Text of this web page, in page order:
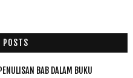
POSTS
BAB DALAM BUKU